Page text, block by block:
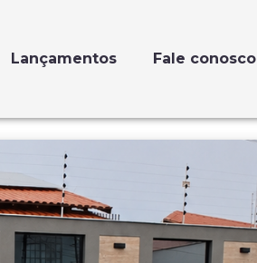
Lançamentos Fale conosco